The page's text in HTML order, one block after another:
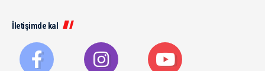
İletişimde kal